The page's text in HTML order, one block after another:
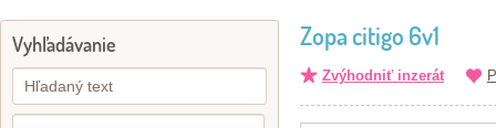
Vyhľadávanie Zopa citigo 6v1
Zvýhodniť inzerát